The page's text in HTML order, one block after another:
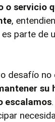
o servicio
,
parte de
desafío
su
escalamos